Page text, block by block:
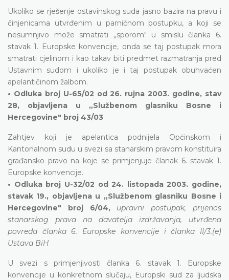
Ukoliko se rješenje ostavinskog suda jasno bazira na pravu i
činjenicama utvrđenim u parničnom postupku, a koji se
nesumnjivo može smatrati „sporom" u smislu članka 6.
stavak 1. Europske konvencije, onda se taj postupak mora
smatrati cjelinom i kao takav biti predmet razmatranja pred
Ustavnim sudom i ukoliko je i taj postupak obuhvaćen
apelantičinom žalbom.
• Odluka broj U-65/02 od 26. rujna 2003. godine, stav
28, objavljena u „Službenom glasniku Bosne i
Hercegovine" broj 43/03
Zahtjev koji je apelantica podnijela Općinskom i
Kantonalnom sudu u svezi sa stanarskim pravom konstituira
građansko pravo na koje se primjenjuje članak 6. stavak 1.
Europske konvencije.
• Odluka broj U-32/02 od 24. listopada 2003. godine,
stavak 19., objavljena u „Službenom glasniku Bosne i
Hercegovine" broj 6/04, upravni postupak, prijenos
stanarskog prava na davatelja izdržavanja, utvrđena
povreda članka 6. Europske konvencije i članka II/3.(e)
Ustava BiH
U svezi s primjenjivosti članka 6. stavak 1. Europske
konvencije u konkretnom slučaju, Europski sud za ljudska